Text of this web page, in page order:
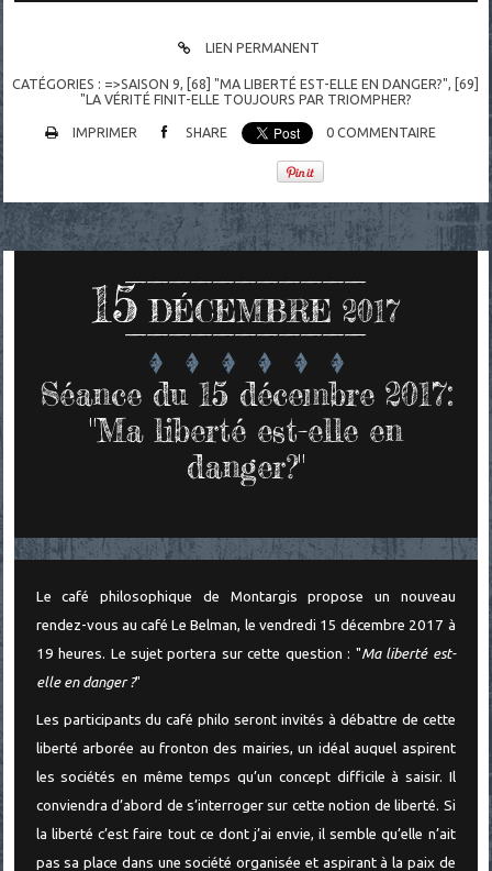
LIEN PERMANENT
CATÉGORIES : =>SAISON 9 [68] "MA LIBERTÉ EST-ELLE EN DANGER?"
[69]
"LA VÉRITÉ FINIT-ELLE TOUJOURS PAR TRIOMPHER?
IMPRIMER SHARE 0 COMMENTAIRE
15 DÉCEMBRE 2017
Séance du 15 décembre 2017:
"Ma liberté est-elle en
danger?"
Le café philosophique de Montargis propose un nouveau
rendez-vous au café Le Belman, le vendredi 15 décembre 2017 à
19 heures. Le sujet portera sur cette question : "Ma liberté est-
elle en danger ?"
Les participants du café philo seront invités à débattre de cette
liberté arborée au fronton des mairies, un idéal auquel aspirent
les sociétés en même temps qu’un concept difficile à saisir. Il
conviendra d’abord de s’interroger sur cette notion de liberté. Si
la liberté c’est faire tout ce dont j’ai envie, il semble qu’elle n’ait
pas sa place dans une société organisée et aspirant à la paix de